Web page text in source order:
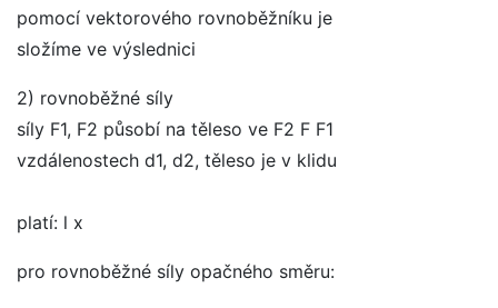
pomocí vektorového rovnoběžníku je
složíme ve výslednici
2) rovnoběžné síly
síly F1, F2 působí na těleso ve F2 F F1
vzdálenostech d1, d2, těleso je v klidu
platí: l x
pro rovnoběžné síly opačného směru: